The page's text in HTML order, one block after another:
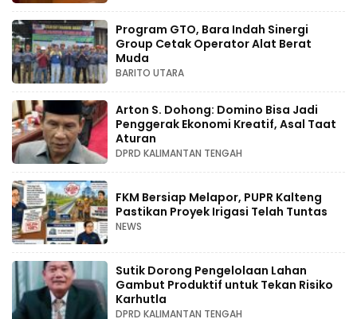
Program GTO, Bara Indah Sinergi
Group Cetak Operator Alat Berat
Muda
BARITO UTARA
Arton S. Dohong: Domino Bisa Jadi
Penggerak Ekonomi Kreatif, Asal Taat
Aturan
DPRD KALIMANTAN TENGAH
FKM Bersiap Melapor, PUPR Kalteng
Pastikan Proyek Irigasi Telah Tuntas
NEWS
Sutik Dorong Pengelolaan Lahan
Gambut Produktif untuk Tekan Risiko
Karhutla
DPRD KALIMANTAN TENGAH